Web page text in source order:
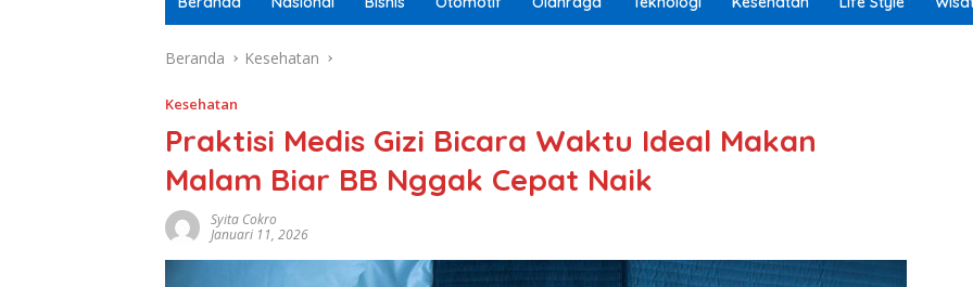
Beranda Kesehatan
Kesehatan
Praktisi Medis Gizi Bicara Waktu Ideal Makan
Malam Biar BB Nggak Cepat Naik
Syita Cokro
Januari 11, 2026